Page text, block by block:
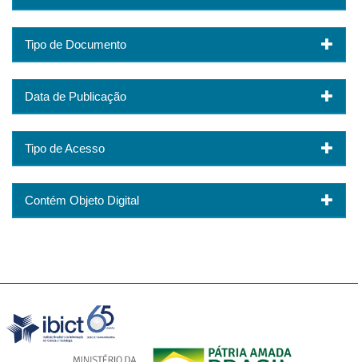
Tipo de Documento
Data de Publicação
Tipo de Acesso
Contém Objeto Digital